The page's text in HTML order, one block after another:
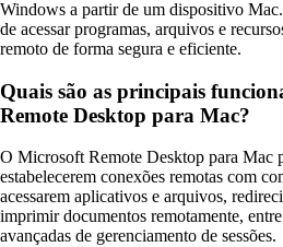
Windows a partir de um dispositivo
de acessar programas, arquivos e
remoto de forma segura e eficiente.
Quais são as principais
Remote Desktop para Mac?
O Microsoft Remote Desktop para Mac
estabelecerem conexões remotas com
acessarem aplicativos e arquivos,
imprimir documentos remotamente,
avançadas de gerenciamento de sessões.